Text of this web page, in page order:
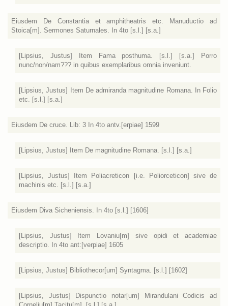
Eiusdem De Constantia et amphitheatris etc. Manuductio ad
Stoica[m]. Sermones Saturnales. In 4to [s.l.] [s.a.]
[Lipsius, Justus] Item Fama posthuma. [s.l.] [s.a.] Porro
nunc/non/nam??? in quibus exemplaribus omnia inveniunt.
[Lipsius, Justus] Item De admiranda magnitudine Romana. In Folio
etc. [s.l.] [s.a.]
Eiusdem De cruce. Lib: 3 In 4to antv.[erpiae] 1599
[Lipsius, Justus] Item De magnitudine Romana. [s.l.] [s.a.]
[Lipsius, Justus] Item Poliacreticon [i.e. Poliorceticon] sive de
machinis etc. [s.l.] [s.a.]
Eiusdem Diva Sicheniensis. In 4to [s.l.] [1606]
[Lipsius, Justus] Item Lovaniu[m] sive opidi et academiae
descriptio. In 4to ant:[verpiae] 1605
[Lipsius, Justus] Bibliothecor[um] Syntagma. [s.l.] [1602]
[Lipsius, Justus] Dispunctio notar[um] Mirandulani Codicis ad